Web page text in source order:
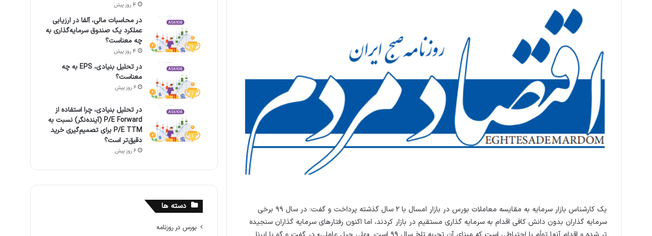
یک کارشناس بازار سرمایه به مقایسه معاملات بورس در بازار امسال با ۲ سال گذشته پرداخت و گفت: در سال ۹۹ برخی
سرمایه گذاران بدون دانش کافی اقدام به سرمایه گذاری مستقیم در بازار کردند، اما اکنون رفتارهای سرمایه گذاران سنجیده
4 روز پیش
در محاسبات مالی، آلفا در ارزیابی
عملکرد یک صندوق سرمایه‌گذاری به
چه معناست؟
4 روز پیش
در تحلیل بنیادی، EPS به چه
معناست؟
6 روز پیش
در تحلیل بنیادی، چرا استفاده از
P/E Forward (آینده‌نگر) نسبت به
P/E TTM برای تصمیم‌گیری خرید
دقیق‌تر است؟
6 روز پیش
دسته ها
بورس در روزنامه